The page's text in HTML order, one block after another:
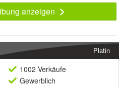
anzeigen
Platin
1002 Verkäufe
Gewerblich